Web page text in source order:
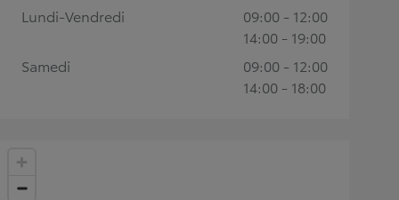
Lundi-Vendredi
09:00 - 12:00
14:00 - 19:00
Samedi
09:00 - 12:00
14:00 - 18:00